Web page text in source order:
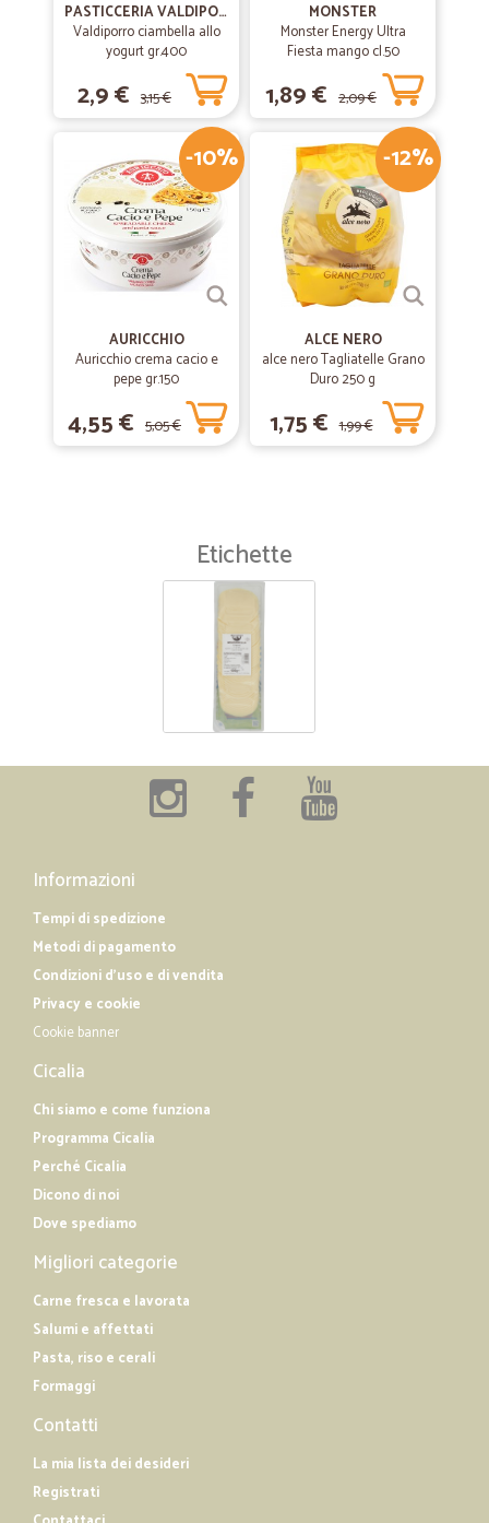
PASTICCERIA VALDIPORRO
Valdiporro ciambella allo
yogurt gr.400
2,9 € 3,15 €
MONSTER
Monster Energy Ultra
Fiesta mango cl.50
1,89 € 2,09 €
-10%
AURICCHIO
Auricchio crema cacio e
pepe gr.150
4,55 € 5,05 €
-12%
ALCE NERO
alce nero Tagliatelle Grano
Duro 250 g
1,75 € 1,99 €
Etichette
Informazioni
Tempi di spedizione
Metodi di pagamento
Condizioni d'uso e di vendita
Privacy e cookie
Cookie banner
Cicalia
Chi siamo e come funziona
Programma Cicalia
Perché Cicalia
Dicono di noi
Dove spediamo
Migliori categorie
Carne fresca e lavorata
Salumi e affettati
Pasta, riso e cerali
Formaggi
Contatti
La mia lista dei desideri
Registrati